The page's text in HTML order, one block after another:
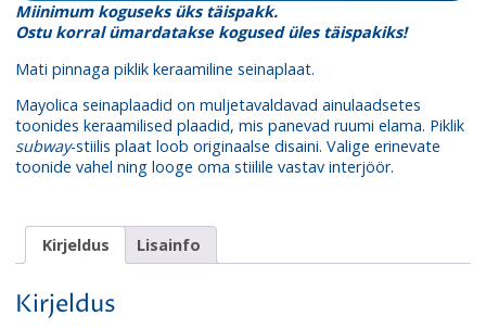
Miinimum koguseks üks täispakk.
Ostu korral ümardatakse kogused üles täispakiks!
Mati pinnaga piklik keraamiline seinaplaat.
Mayolica seinaplaadid on muljetavaldavad ainulaadsetes
toonides keraamilised plaadid, mis panevad ruumi elama. Piklik
subway-stiilis plaat loob originaalse disaini. Valige erinevate
toonide vahel ning looge oma stiilile vastav interjöör.
Kirjeldus Lisainfo
Kirjeldus